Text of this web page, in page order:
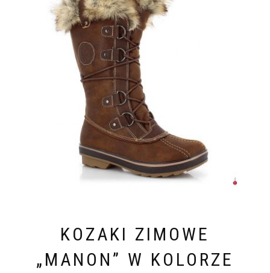
KOZAKI ZIMOWE
„MANON” W KOLORZE